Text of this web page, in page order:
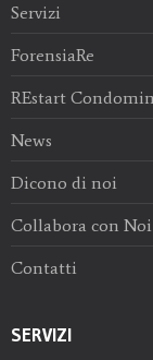
Servizi
ForensiaRe
REstart
News
Dicono di noi
Collabora con Noi
Contatti
SERVIZI